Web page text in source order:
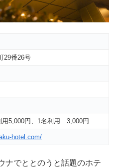
29番26号
5,000円、1名利用 3,000円
hotel.com/
ナでととのうと話題のホテ